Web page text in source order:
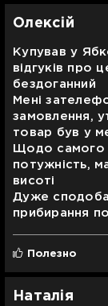
Олексій
Купував у
відгуків про
бездоганний
Мені
замовлення,
товар був у
Щодо самого
потужність,
висоті
Дуже
прибирання
Полезно
Наталія